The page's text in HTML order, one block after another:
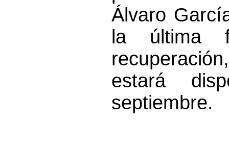
Álvaro
la última
estará
septiembre.